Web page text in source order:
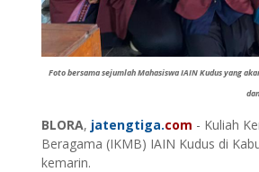
Foto bersama sejumlah Mahasiswa IAIN Kudus yang
BLORA, jatengtiga.com - Kuliah
Beragama (IKMB) IAIN Kudus di
kemarin.